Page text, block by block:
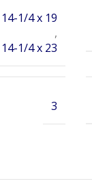
14-1/4 x 19
,
14-1/4 x 23
3